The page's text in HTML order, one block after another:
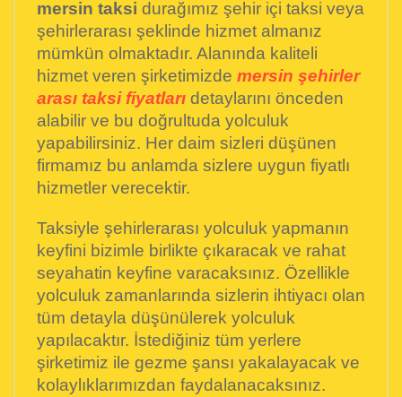
mersin taksi durağımız şehir içi taksi veya
şehirlerarası şeklinde hizmet almanız
mümkün olmaktadır. Alanında kaliteli
hizmet veren şirketimizde mersin şehirler
arası taksi fiyatları detaylarını önceden
alabilir ve bu doğrultuda yolculuk
yapabilirsiniz. Her daim sizleri düşünen
firmamız bu anlamda sizlere uygun fiyatlı
hizmetler verecektir.
Taksiyle şehirlerarası yolculuk yapmanın
keyfini bizimle birlikte çıkaracak ve rahat
seyahatin keyfine varacaksınız. Özellikle
yolculuk zamanlarında sizlerin ihtiyacı olan
tüm detayla düşünülerek yolculuk
yapılacaktır. İstediğiniz tüm yerlere
şirketimiz ile gezme şansı yakalayacak ve
kolaylıklarımızdan faydalanacaksınız.